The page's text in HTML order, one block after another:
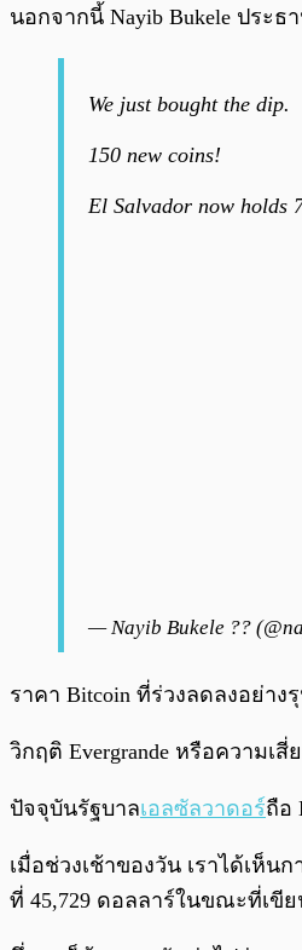
นอกจากนี้ Nayib Bukele ประ
We just bought the dip.
150 new coins!
El Salvador now holds
— Nayib Bukele ??
ราคา Bitcoin ที่ร่วงลดลงอย่า
วิกฤติ Evergrande หรือความเ
ปัจจุบันรัฐบาลเอลซัลวาดอร์ถือ
เมื่อช่วงเช้าของวัน เราได้เห็
ที่ 45,729 ดอลลาร์ในขณะที่เขี